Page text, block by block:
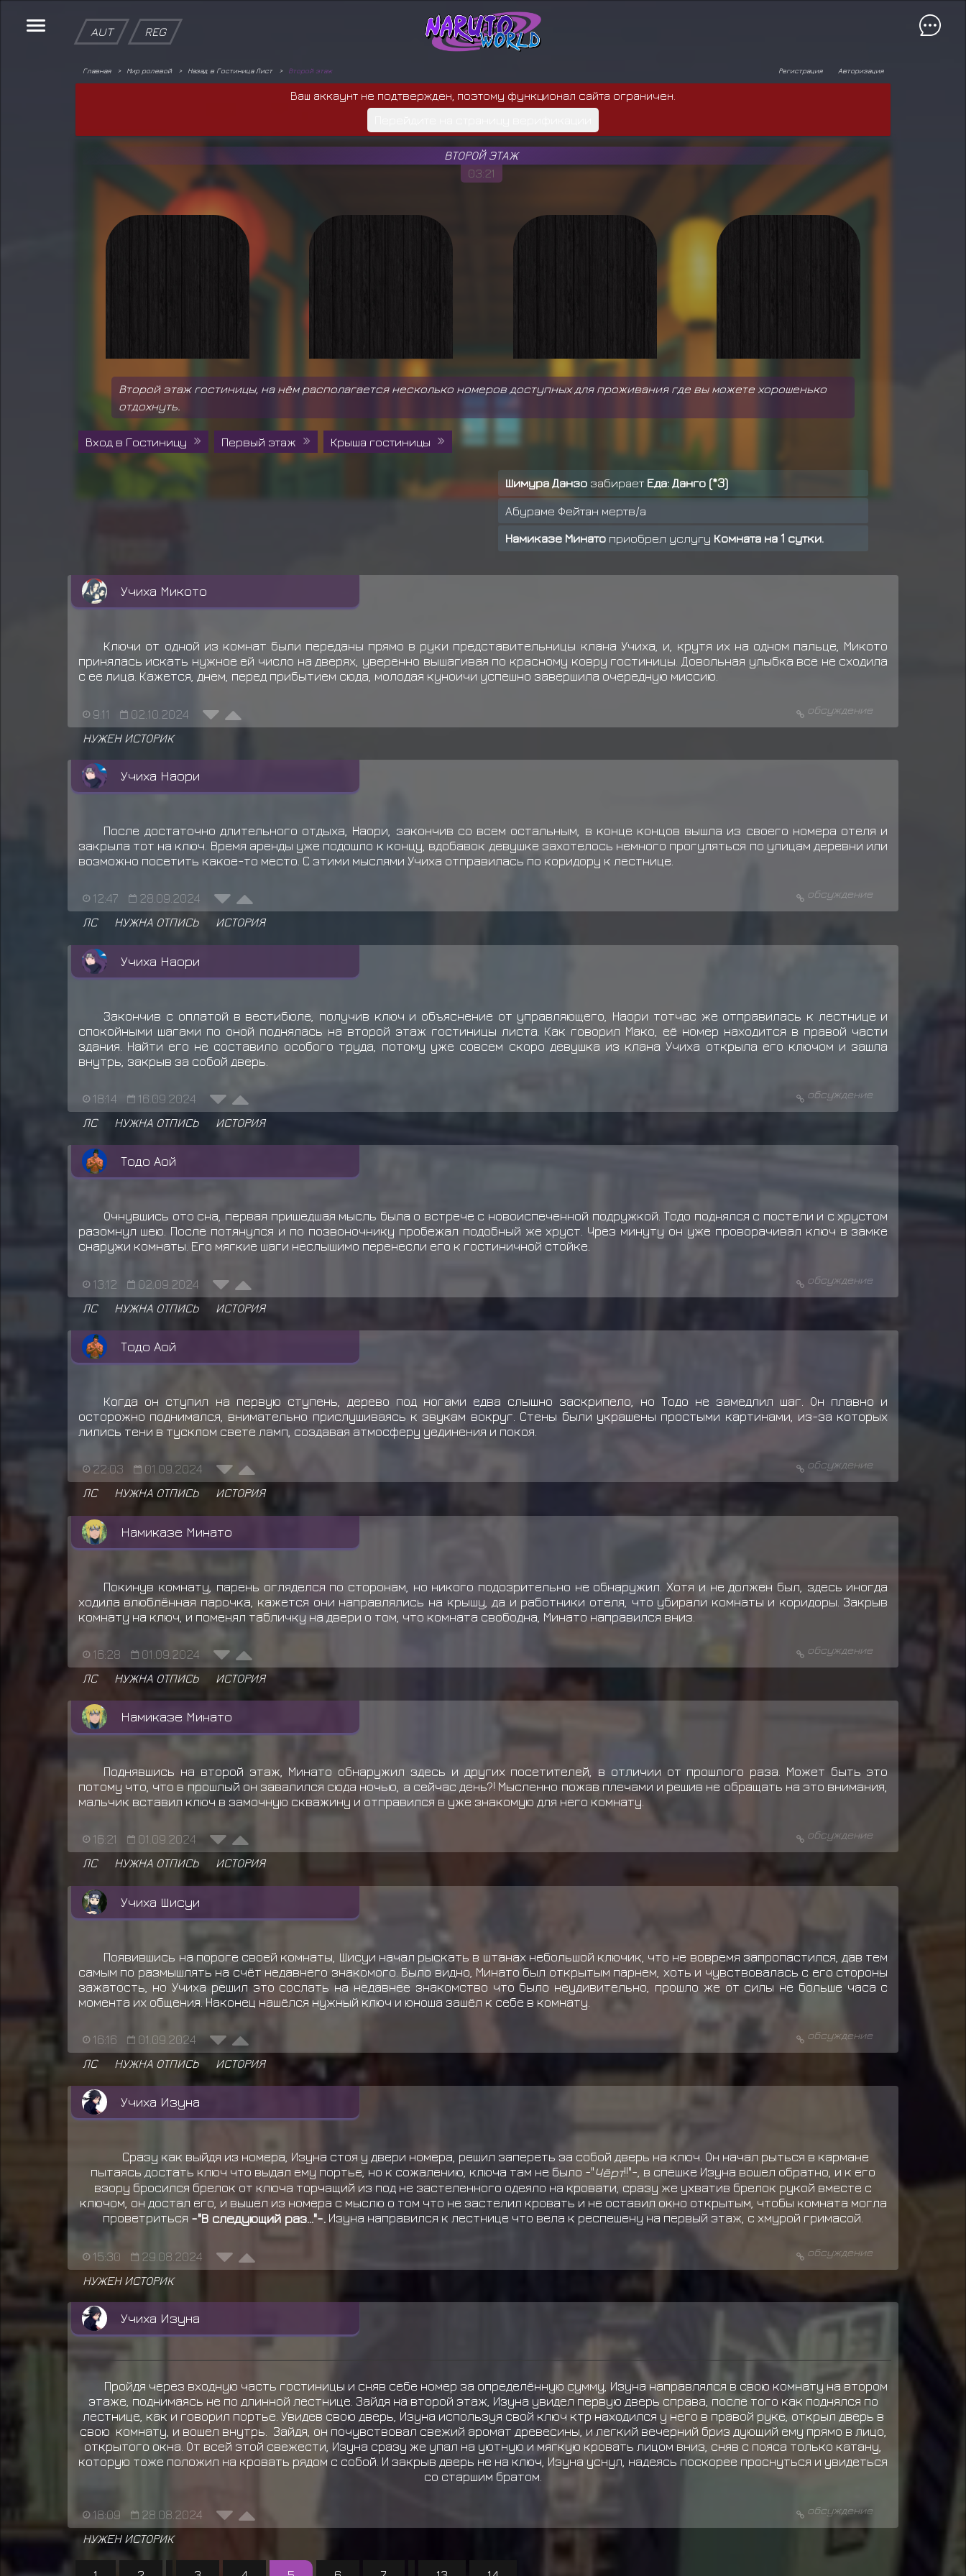
AUT REG
Главная Мир ролевой Назад в Гостиница Лист Второй этаж Авторизация
Регистрация
Ваш аккаунт не подтвержден, поэтому функционал сайта ограничен.
ВТОРОЙ ЭТАЖ
03:21
Второй этаж гостиницы, на нём располагается несколько номеров доступных для проживания где вы можете хорошенько
отдохнуть.
Вход в Гостиницу Первый этаж Крыша гостиницы
Шимура Данзо забирает Еда: Данго (*3)
Абураме Фейтан мертв/а
Намиказе Минато приобрел услугу Комната на 1 сутки.
Учиха Микото
Ключи от одной из комнат были переданы прямо в руки представительницы клана Учиха, и, крутя их на одном пальце, Микото
принялась искать нужное ей число на дверях, уверенно вышагивая по красному ковру гостиницы. Довольная улыбка все не сходила
с ее лица. Кажется, днем, перед прибытием сюда, молодая куноичи успешно завершила очередную миссию.
9:11 02.10.2024 обсуждение
НУЖЕН ИСТОРИК
Учиха Наори
После достаточно длительного отдыха, Наори, закончив со всем остальным, в конце концов вышла из своего номера отеля и
закрыла тот на ключ. Время аренды уже подошло к концу, вдобавок девушке захотелось немного прогуляться по улицам деревни или
возможно посетить какое-то место. С этими мыслями Учиха отправилась по коридору к лестнице.
12:47 28.09.2024 обсуждение
ЛС НУЖНА ОТПИСЬ ИСТОРИЯ
Учиха Наори
Закончив с оплатой в вестибюле, получив ключ и объяснение от управляющего, Наори тотчас же отправилась к лестнице и
спокойными шагами по оной поднялась на второй этаж гостиницы листа. Как говорил Мако, её номер находится в правой части
здания. Найти его не составило особого труда, потому уже совсем скоро девушка из клана Учиха открыла его ключом и зашла
внутрь, закрыв за собой дверь.
18:14 16.09.2024 обсуждение
ЛС НУЖНА ОТПИСЬ ИСТОРИЯ
Тодо Аой
Очнувшись ото сна, первая пришедшая мысль была о встрече с новоиспеченной подружкой. Тодо поднялся с постели и с хрустом
разомнул шею. После потянулся и по позвоночнику пробежал подобный же хруст. Чрез минуту он уже проворачивал ключ в замке
снаружи комнаты. Его мягкие шаги неслышимо перенесли его к гостиничной стойке.
13:12 02.09.2024 обсуждение
ЛС НУЖНА ОТПИСЬ ИСТОРИЯ
Тодо Аой
Когда он ступил на первую ступень, дерево под ногами едва слышно заскрипело, но Тодо не замедлил шаг. Он плавно и
осторожно поднимался, внимательно прислушиваясь к звукам вокруг. Стены были украшены простыми картинами, из-за которых
лились тени в тусклом свете ламп, создавая атмосферу уединения и покоя.
22:03 01.09.2024 обсуждение
ЛС НУЖНА ОТПИСЬ ИСТОРИЯ
Намиказе Минато
Покинув комнату, парень огляделся по сторонам, но никого подозрительно не обнаружил. Хотя и не должен был, здесь иногда
ходила влюблённая парочка, кажется они направлялись на крышу, да и работники отеля, что убирали комнаты и коридоры. Закрыв
комнату на ключ, и поменял табличку на двери о том, что комната свободна, Минато направился вниз.
16:28 01.09.2024 обсуждение
ЛС НУЖНА ОТПИСЬ ИСТОРИЯ
Намиказе Минато
Поднявшись на второй этаж, Минато обнаружил здесь и других посетителей, в отличии от прошлого раза. Может быть это
потому что, что в прошлый он завалился сюда ночью, а сейчас день?! Мысленно пожав плечами и решив не обращать на это внимания,
мальчик вставил ключ в замочную скважину и отправился в уже знакомую для него комнату.
16:21 01.09.2024 обсуждение
ЛС НУЖНА ОТПИСЬ ИСТОРИЯ
Учиха Шисуи
Появившись на пороге своей комнаты, Шисуи начал рыскать в штанах небольшой ключик, что не вовремя запропастился, дав тем
самым по размышлять на счёт недавнего знакомого. Было видно, Минато был открытым парнем, хоть и чувствовалась с его стороны
зажатость, но Учиха решил это сослать на недавнее знакомство что было неудивительно, прошло же от силы не больше часа с
момента их общения. Наконец нашёлся нужный ключ и юноша зашёл к себе в комнату.
16:16 01.09.2024 обсуждение
ЛС НУЖНА ОТПИСЬ ИСТОРИЯ
Учиха Изуна
Сразу как выйдя из номера, Изуна стоя у двери номера, решил запереть за собой дверь на ключ. Он начал рыться в кармане
пытаясь достать ключ что выдал ему портье, но к сожалению, ключа там не было -"Чёрт!!"-, в спешке Изуна вошел обратно, и к его
взору бросился брелок от ключа торчащий из под не застеленного одеяло на кровати, сразу же ухватив брелок рукой вместе с
ключом, он достал его, и вышел из номера с мыслю о том что не застелил кровать и не оставил окно открытым, чтобы комната могла
проветриться -"В следующий раз..."-. Изуна направился к лестнице что вела к респешену на первый этаж, с хмурой гримасой.
15:30 29.08.2024 обсуждение
НУЖЕН ИСТОРИК
Учиха Изуна
Пройдя через входную часть гостиницы и сняв себе номер за определённую сумму, Изуна направлялся в свою комнату на втором
этаже, поднимаясь не по длинной лестнице. Зайдя на второй этаж, Изуна увидел первую дверь справа, после того как поднялся по
лестнице, как и говорил портье. Увидев свою дверь, Изуна используя свой ключ ктр находился у него в правой руке, открыл дверь в
свою комнату, и вошел внутрь. Зайдя, он почувствовал свежий аромат древесины, и легкий вечерний бриз дующий ему прямо в лицо,
открытого окна. От всей этой свежести, Изуна сразу же упал на уютную и мягкую кровать лицом вниз, сняв с пояса только катану,
которую тоже положил на кровать рядом с собой. И закрыв дверь не на ключ, Изуна уснул, надеясь поскорее проснуться и увидеться
со старшим братом.
18:09 28.08.2024 обсуждение
НУЖЕН ИСТОРИК